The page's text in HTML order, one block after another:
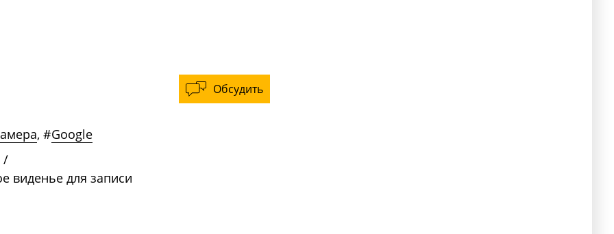
Обсудить
, #Google
/
виденье для записи